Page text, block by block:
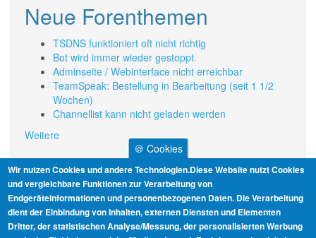
Neue Forenthemen
TSDNS funktioniert oft nicht richtig
Bot wird immer wieder gestoppt.
Adminseite / Webinterface nicht erreichbar
TeamSpeak: Bestellung in Bearbeitung (seit 1 1/2
Wochen)
Channellist kann nicht geladen werden
Weitere
Informationen
AGB
Datenschutz
🍪 Cookies
Wir nutzen Cookies und andere Technologien.Diese Website nutzt Cookies
und vergleichbare Funktionen zur Verarbeitung von
Endgeräteinformationen und personenbezogenen Daten. Die Verarbeitung
dient der Einbindung von Inhalten, externen Diensten und Elementen
Dritter, der statistischen Analyse/Messung, der personalisierten Werbung